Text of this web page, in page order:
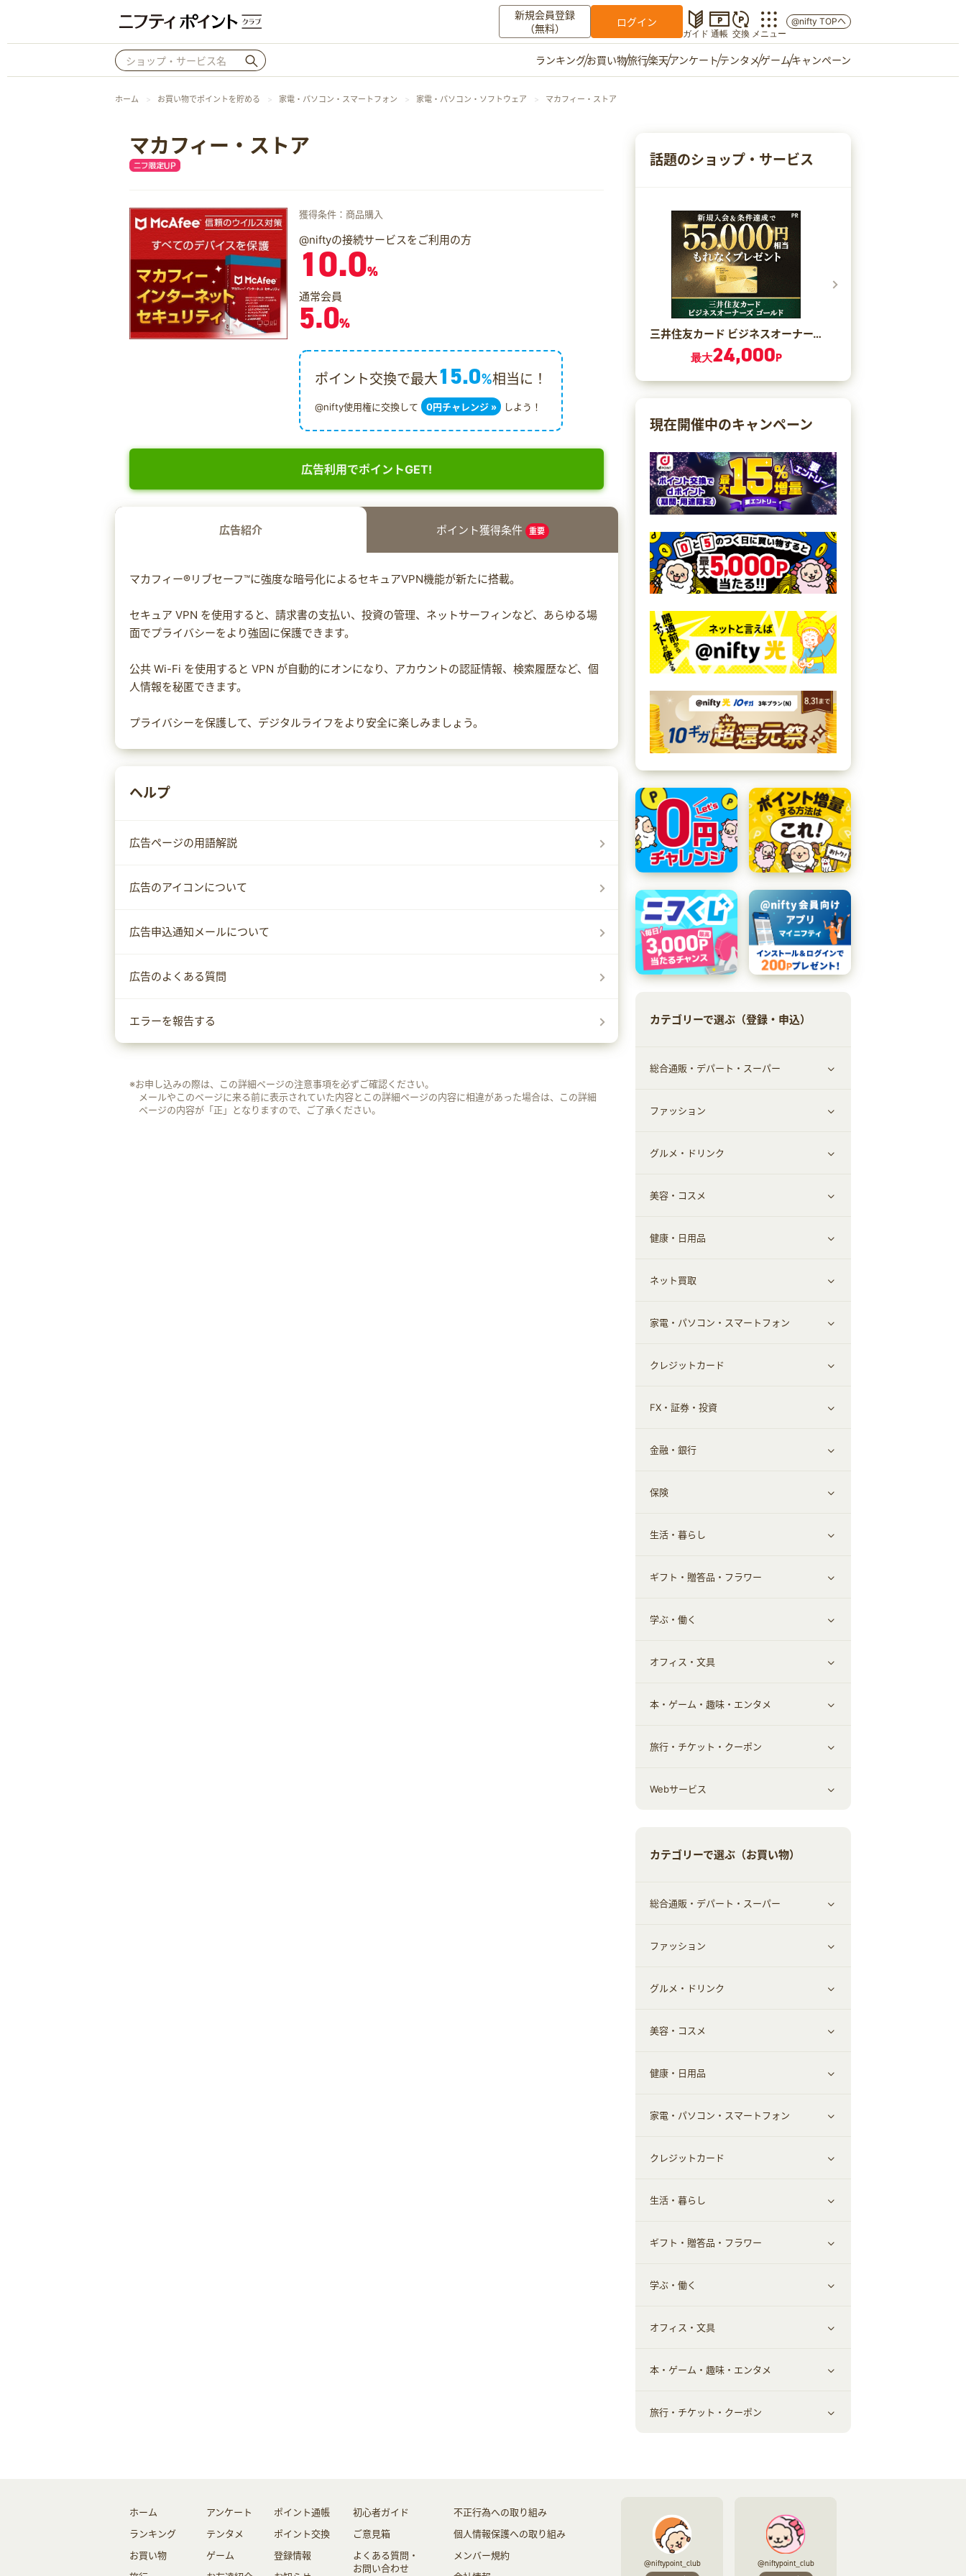
新規会員登録
（無料）
ログイン
ガイド 通帳 交換 メニュー
@nifty TOPへ
ランキングお買い物旅行楽天アンケートテンタメゲームキャンペーン
ホーム お買い物でポイントを貯める 家電・パソコン・スマートフォン 家電・パソコン・ソフトウェア マカフィー・ストア
マカフィー・ストア
獲得条件：商品購入
@niftyの接続サービスをご利用の方
10.0%
通常会員
5.0%
ポイント交換で最大15.0%相当に！
@nifty使用権に交換して 0円チャレンジ » しよう！
広告利用でポイントGET!
広告紹介 ポイント獲得条件 重要
マカフィー®リブセーフ™に強度な暗号化によるセキュアVPN機能が新たに搭載。
セキュア VPN を使用すると、請求書の支払い、投資の管理、ネットサーフィンなど、あらゆる場
面でプライバシーをより強固に保護できます。
公共 Wi-Fi を使用すると VPN が自動的にオンになり、アカウントの認証情報、検索履歴など、個
人情報を秘匿できます。
プライバシーを保護して、デジタルライフをより安全に楽しみましょう。
ヘルプ
広告ページの用語解説
広告のアイコンについて
広告申込通知メールについて
広告のよくある質問
エラーを報告する
※お申し込みの際は、この詳細ページの注意事項を必ずご確認ください。
メールやこのページに来る前に表示されていた内容とこの詳細ページの内容に相違があった場合は、この詳細
ページの内容が「正」となりますので、ご了承ください。
話題のショップ・サービス
三井住友カード ビジネスオーナーズ ゴールド（カード発行）
最大24,000P
現在開催中のキャンペーン
カテゴリーで選ぶ（登録・申込）
総合通販・デパート・スーパー
すべて見る
総合通販
ファッション
すべて見る
ファッション
インナー・下着
スーツ・フォーマル
グルメ・ドリンク
すべて見る
グルメ
お酒
食材宅配
ウォーターサーバー
美容・コスメ
すべて見る
ヘアケア
エステ・サロン
メンズ美容
健康・日用品
すべて見る
スポーツ・フィットネス
日用品・薬局・からだ
ネット買取
すべて見る
ネット買取
家電・パソコン・スマートフォン
すべて見る
家電・パソコン・ソフトウェア
通信・レンタルサーバー
スマホ・携帯電話・SIM
定額制有料コンテンツ
クレジットカード
すべて見る
クレジットカード
FX・証券・投資
すべて見る
証券
仮想通貨
その他投資
金融・銀行
銀行・ネット銀行
キャッシング・ローン
その他金融
保険
すべて見る
保険相談・面談
生活・暮らし
すべて見る
住まい・暮らし
不動産
引越し
エコ・エネルギー
車情報・カーシェア・レンタル
ギフト・贈答品・フラワー
すべて見る
ギフト・贈答品
学ぶ・働く
すべて見る
習い事・学習・学校
仕事・転職
オフィス・文具
すべて見る
オフィス・文具
本・ゲーム・趣味・エンタメ
すべて見る
ゲーム・趣味
旅行・チケット・クーポン
すべて見る
Webサービス
カテゴリーで選ぶ（お買い物）
総合通販・デパート・スーパー
すべて見る
総合通販
デパート・スーパー
ファッション
すべて見る
ファッション
インナー・下着
靴・フットウェア
小物・かばん
スーツ・フォーマル
グルメ・ドリンク
すべて見る
グルメ
ドリンク
お酒
食材宅配
美容・コスメ
すべて見る
スキンケア
メイクアップ
ヘアケア
メンズ美容
美容・ダイエット用品
脱毛用品
美容食品
健康・日用品
すべて見る
健康食品｜青汁・飲料
健康食品｜乳酸菌・ケフィア
健康食品｜その他
スポーツ・フィットネス
日用品・薬局・からだ
家電・パソコン・スマートフォン
すべて見る
家電・パソコン・ソフトウェア
スマホ・携帯電話・SIM
クレジットカード
すべて見る
クレジットカード
生活・暮らし
すべて見る
車情報・カーシェア・レンタル
お役立ち
生活雑貨・家具インテリア
赤ちゃん・こども・マタニティ
ギフト・贈答品・フラワー
すべて見る
ギフト・贈答品
フラワー
学ぶ・働く
すべて見る
習い事・学習・学校
オフィス・文具
すべて見る
オフィス・文具
本・ゲーム・趣味・エンタメ
すべて見る
本
旅行・チケット・クーポン
チケット・クーポン・チラシ
ホーム
ランキング
お買い物
アンケート
テンタメ
ゲーム
ポイント通帳
ポイント交換
登録情報
初心者ガイド
ご意見箱
よくある質問・
お問い合わせ
不正行為への取り組み
個人情報保護への取り組み
メンバー規約
@niftypoint_club @niftypoint_club